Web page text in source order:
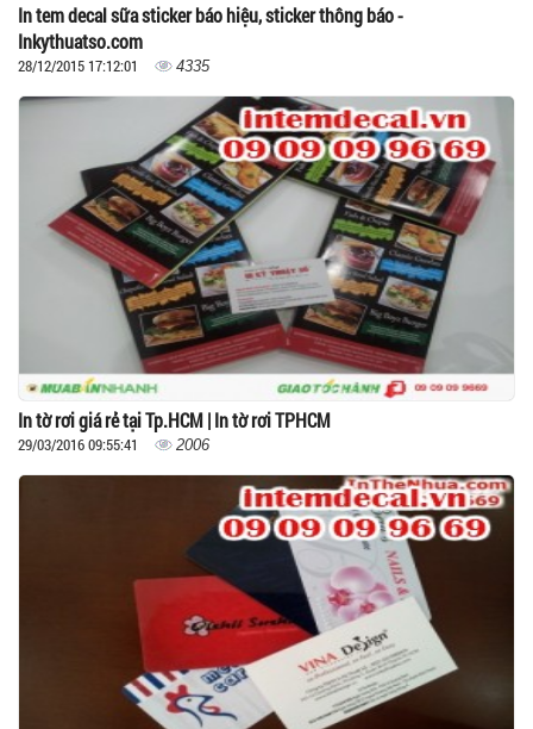
In tem decal sữa sticker báo hiệu, sticker thông báo -
Inkythuatso.com
28/12/2015 17:12:01 4335
In tờ rơi giá rẻ tại Tp.HCM | In tờ rơi TPHCM
29/03/2016 09:55:41 2006